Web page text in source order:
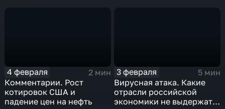
4 февраля
2 мин
Комментарии. Рост
котировок США и
падение цен на нефть
3 февраля
5 мин
Вирусная атака. Какие
отрасли российской
экономики не выдержат